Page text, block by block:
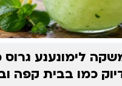
לימונענע
כמו בבית קפה